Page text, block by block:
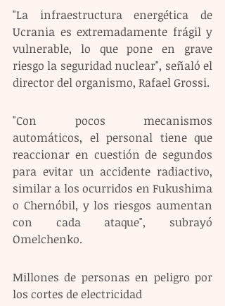
"La infraestructura energética de
Ucrania es extremadamente frágil y
vulnerable, lo que pone en grave
riesgo la seguridad nuclear", señaló el
director del organismo, Rafael Grossi.
"Con pocos mecanismos
automáticos, el personal tiene que
reaccionar en cuestión de segundos
para evitar un accidente radiactivo,
similar a los ocurridos en Fukushima
o Chernóbil, y los riesgos aumentan
con cada ataque", subrayó
Omelchenko.
Millones de personas en peligro por
los cortes de electricidad